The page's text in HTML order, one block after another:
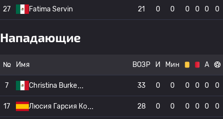
27 Fatima Servin 21 0 0 0 0 0 0
Нападающие
№ Имя ВОЗР И Мин А
7 Christina Burke 33 0 0 0 0 0 0
17 Люсия Гарсия Ко 28 0 0 0 0 0 0